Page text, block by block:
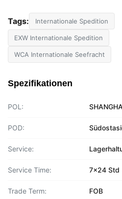
Tags: Internationale Spedition
EXW Internationale Spedition
WCA Internationale Seefracht
Spezifikationen
POL:
POD:
Service:
Service Time: 7x24 Std
Trade Term: FOB